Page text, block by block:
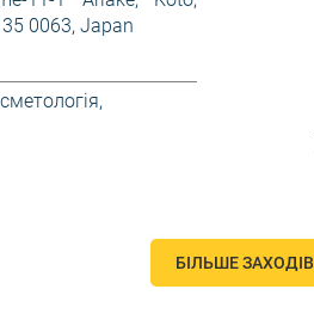
0063, Japan
,
БІЛЬШЕ ЗАХОДІВ